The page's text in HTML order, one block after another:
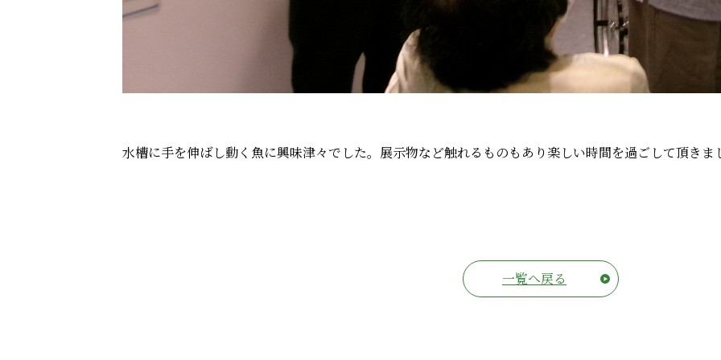
水槽に手を伸ばし動く魚に興味津々でした。展示物など触れるものもあり楽しい時間を過ごして頂きま
一覧へ戻る